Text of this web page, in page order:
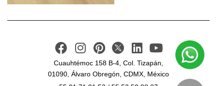
Cuauhtémoc 158 B-4, Col. Tizapán,
01090, Álvaro Obregón, CDMX, México